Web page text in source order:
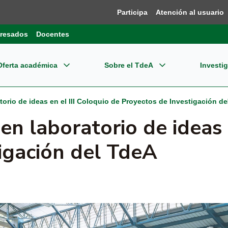
Participa Atención al usuario
Docentes
académica
Profesionales
Tecnológicos
Continua
Sobre el TdeA
el TdeA
Estratégicas
Integrado de Gestión - SIG
de Investigación
editorial y Acreditación
de ideas en el III Coloquio de Proyectos de Investigación
laboratorio de
del TdeA